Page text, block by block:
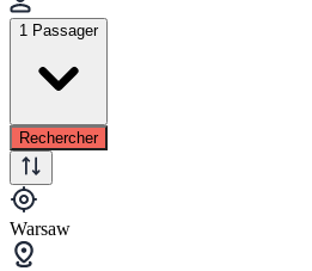
1 Passager
Rechercher
Warsaw